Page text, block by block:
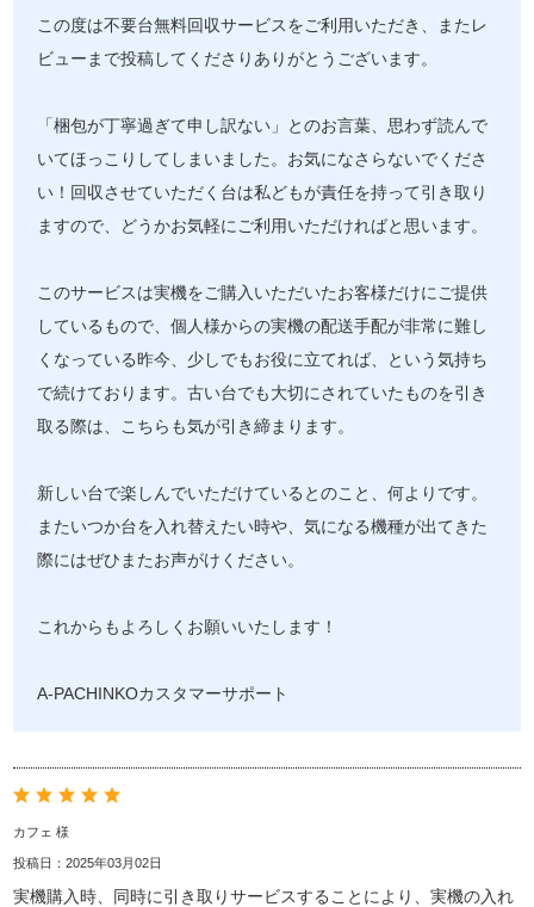
この度は不要台無料回収サービスをご利用いただき、またレ
ビューまで投稿してくださりありがとうございます。
「梱包が丁寧過ぎて申し訳ない」とのお言葉、思わず読んで
いてほっこりしてしまいました。お気になさらないでくださ
い！回収させていただく台は私どもが責任を持って引き取り
ますので、どうかお気軽にご利用いただければと思います。
このサービスは実機をご購入いただいたお客様だけにご提供
しているもので、個人様からの実機の配送手配が非常に難し
くなっている昨今、少しでもお役に立てれば、という気持ち
で続けております。古い台でも大切にされていたものを引き
取る際は、こちらも気が引き締まります。
新しい台で楽しんでいただけているとのこと、何よりです。
またいつか台を入れ替えたい時や、気になる機種が出てきた
際にはぜひまたお声がけください。
これからもよろしくお願いいたします！
A-PACHINKOカスタマーサポート
カフェ 様
投稿日：2025年03月02日
実機購入時、同時に引き取りサービスすることにより、実機の入れ